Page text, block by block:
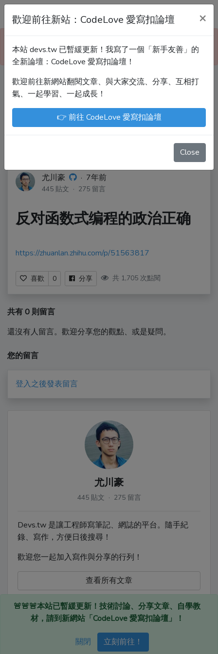
Devs.tw 寫程式討論區
請到新網站「CodeLove 愛寫扣論壇」！
Devs.tw 是讓工程師寫筆記、網誌的平台。歡迎
您隨手紀錄、寫作，方便日後搜尋！
尤川豪
Enoxs
chenjenping
尤川豪 · 7年前
445 貼文 · 275 留言
反对函数式编程的政治正确
https://zhuanlan.zhihu.com/p/51563817
喜歡 0 分享 共 1,705 次點閱
共有 0 則留言
還沒有人留言。歡迎分享您的觀點、或是疑問。
您的留言
登入之後發表留言
尤川豪
445 貼文 · 275 留言
Devs.tw 是讓工程師寫筆記、網誌的平台。隨手紀
錄、寫作，方便日後搜尋！
歡迎您一起加入寫作與分享的行列！
查看所有文章
歡迎前往新站：CodeLove 愛寫扣論壇 ×
本站 devs.tw 已暫緩更新！我寫了一個「新手友善」的
全新論壇：CodeLove 愛寫扣論壇！
歡迎前往新網站翻閱文章、與大家交流、分享、互相打
氣、一起學習、一起成長！
👉 前往 CodeLove 愛寫扣論壇
Close
🚨🚨🚨本站已暫緩更新！技術討論、分享文章、自學教
材，請到新網站「CodeLove 愛寫扣論壇」！
關閉 立刻前往！